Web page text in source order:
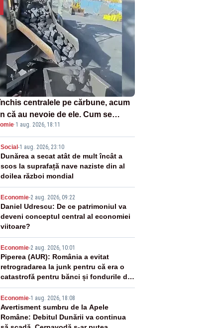
centralele pe cărbune, acum
că au nevoie de ele. Cum se
vina în plină criză energetică
·1 aug. 2026, 18:11
Social -1 aug. 2026, 23:10
Dunărea a secat atât de mult încât a
scos la suprafață nave naziste din al
doilea război mondial
Economie-2 aug. 2026, 09:22
Daniel Udrescu: De ce patrimoniul va
deveni conceptul central al economiei
viitoare?
Economie-2 aug. 2026, 10:01
Piperea (AUR): România a evitat
retrogradarea la junk pentru că era o
catastrofă pentru bănci și fondurile de
pensii
Economie-1 aug. 2026, 18:08
Avertisment sumbru de la Apele
Române: Debitul Dunării va continua